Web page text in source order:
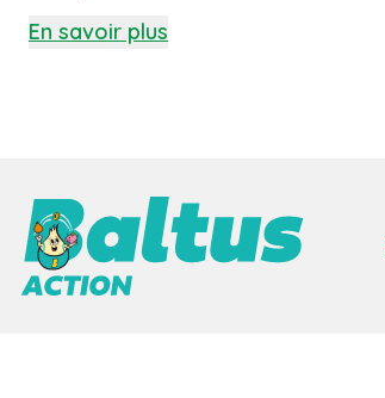
En savoir plus